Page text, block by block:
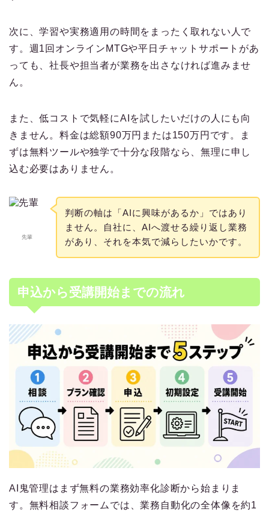
次に、学習や実務適用の時間をまったく取れない人で
す。週1回オンラインMTGや平日チャットサポートがあ
っても、社長や担当者が業務を出さなければ進みませ
ん。
また、低コストで気軽にAIを試したいだけの人にも向
きません。料金は総額90万円または150万円です。ま
ずは無料ツールや独学で十分な段階なら、無理に申し
込む必要はありません。
先輩
判断の軸は「AIに興味があるか」ではあり
ません。自社に、AIへ渡せる繰り返し業務
があり、それを本気で減らしたいかです。
申込から受講開始までの流れ
AI鬼管理はまず無料の業務効率化診断から始まりま
す。無料相談フォームでは、業務自動化の全体像を約1